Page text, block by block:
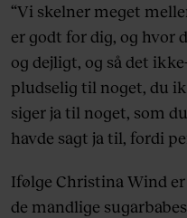
“Vi skelner meget
er godt for dig, og hvor
og dejligt, og så det
pludselig til noget, du
siger ja til noget, som
havde sagt ja til, fordi
Ifølge Christina Wind
de mandlige